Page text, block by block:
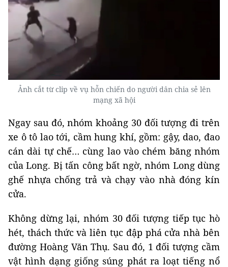
Ảnh cắt từ clip về vụ hỗn chiến do người dân chia sẻ lên
mạng xã hội
Ngay sau đó, nhóm khoảng 30 đối tượng đi trên
xe ô tô lao tới, cầm hung khí, gồm: gậy, dao, đao
cán dài tự chế… cùng lao vào chém băng nhóm
của Long. Bị tấn công bất ngờ, nhóm Long dùng
ghế nhựa chống trả và chạy vào nhà đóng kín
cửa.
Không dừng lại, nhóm 30 đối tượng tiếp tục hò
hét, thách thức và liên tục đập phá cửa nhà bên
đường Hoàng Văn Thụ. Sau đó, 1 đối tượng cầm
vật hình dạng giống súng phát ra loạt tiếng nổ